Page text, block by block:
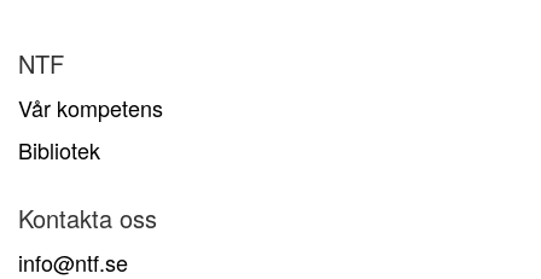
NTF
Vår kompetens
Bibliotek
Kontakta oss
info@ntf.se